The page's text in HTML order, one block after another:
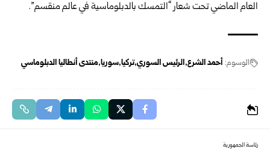
العام الماضي تحت شعار “التمسك بالدبلوماسية في عالم منقسم”.
الوسوم: أحمد الشرع الرئيس السوري تركيا سوريا منتدى أنطاليا الدبلوماسي
رئاسة الجمهورية